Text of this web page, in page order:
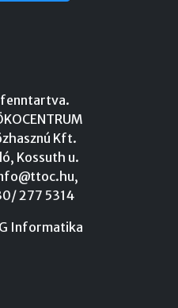
Kft.
Kossuth u.
,
277 5314
Informatika